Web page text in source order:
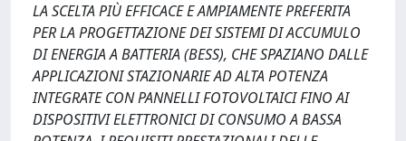
LA SCELTA PIÙ EFFICACE E AMPIAMENTE PREFERITA
PER LA PROGETTAZIONE DEI SISTEMI DI ACCUMULO
DI ENERGIA A BATTERIA (BESS), CHE SPAZIANO DALLE
APPLICAZIONI STAZIONARIE AD ALTA POTENZA
INTEGRATE CON PANNELLI FOTOVOLTAICI FINO AI
DISPOSITIVI ELETTRONICI DI CONSUMO A BASSA